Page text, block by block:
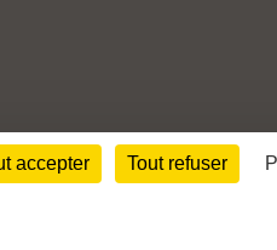
accepter Tout refuser